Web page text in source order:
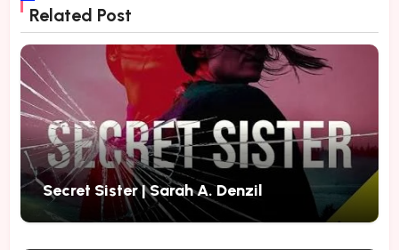
Related Post
Secret Sister | Sarah A. Denzil